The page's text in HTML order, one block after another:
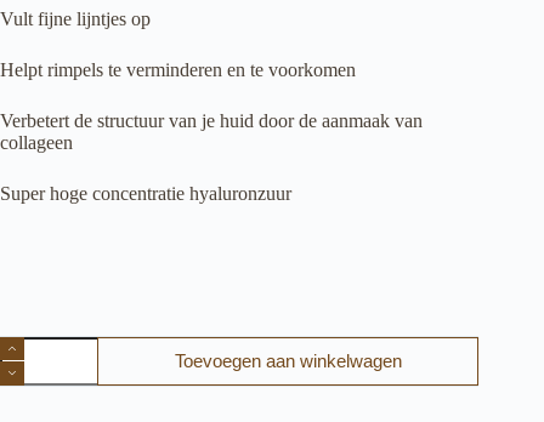
Vult fijne lijntjes op
Helpt rimpels te verminderen en te voorkomen
Verbetert de structuur van je huid door de aanmaak van
collageen
Super hoge concentratie hyaluronzuur
Loveli
Eye
serum(100%
Toevoegen aan winkelwagen